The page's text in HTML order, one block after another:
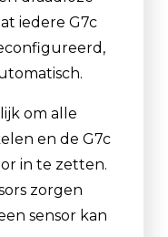
iedere G7c
om alle
en de G7c
in te zetten.
zorgen
sensor kan